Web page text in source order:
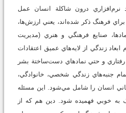
نرم‌افزاري درون شاکلة انسان عمل
فرهنگ ذکر شده‌اند، يعني ارزش‌ها،
صنايع فرهنگي و هنري (مديريت
ص 39)، تمام ابعاد زندگي از لايه‌هاي عميق اعتقادات
و رفتاري و حتي نمادهاي دست‌ساختة بشر
جنبه‌هاي زندگي شخصي، خانوادگي،
انسان را شامل مي‌شود. اين مسئله
به‌ خوبي فهميده شود. دين هم که از